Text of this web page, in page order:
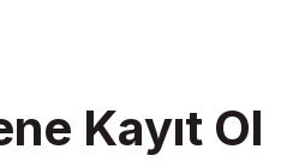
Kayıt Ol